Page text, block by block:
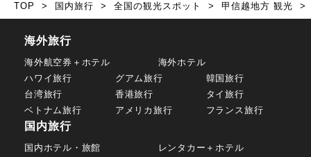
TOP 国内旅行 全国の観光スポット 甲信越地方 観光
海外旅行
海外航空券＋ホテル
海外ホテル
ハワイ旅行
グアム旅行
韓国旅行
台湾旅行
香港旅行
タイ旅行
ベトナム旅行
アメリカ旅行 フランス旅行
国内旅行
国内ホテル・旅館
レンタカー＋ホテル